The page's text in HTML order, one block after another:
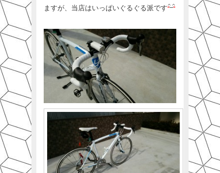
ますが、当店はいっぱいぐるぐる派です